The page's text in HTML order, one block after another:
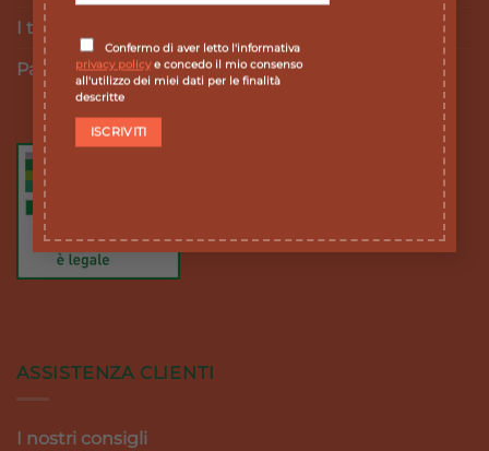
Confermo di aver letto l'informativa
privacy policye concedo il mio consenso
all'utilizzo dei miei dati per le finalità
descritte
I tuoi ordini
Password dimenticata
ASSISTENZA CLIENTI
I nostri consigli